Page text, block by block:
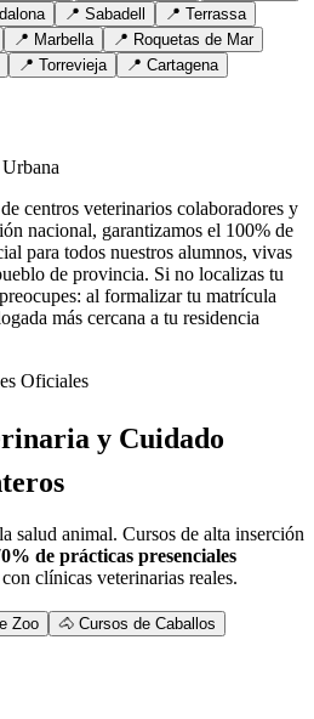
📍 Sabadell 📍 Terrassa
📍 Marbella 📍 Roquetas de Mar
📍 Torrevieja 📍 Cartagena
centros veterinarios colaboradores y
nacional, garantizamos el 100% de
para todos nuestros alumnos, vivas
de provincia. Si no localizas tu
al formalizar tu matrícula
más cercana a tu residencia
Oficiales
y Cuidado
salud animal. Cursos de alta inserción
de prácticas presenciales
con clínicas veterinarias reales.
Zoo
🐴 Cursos de Caballos